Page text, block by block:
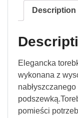
Description
Elegancka
wykonana z
pomieści